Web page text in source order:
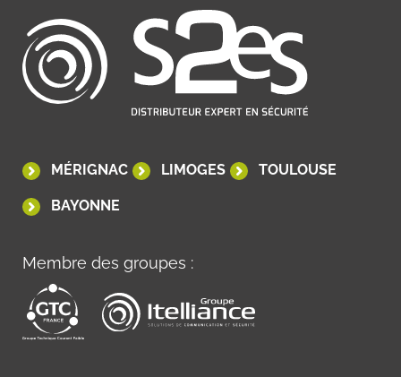
MÉRIGNAC LIMOGES TOULOUSE
BAYONNE
Membre des groupes :